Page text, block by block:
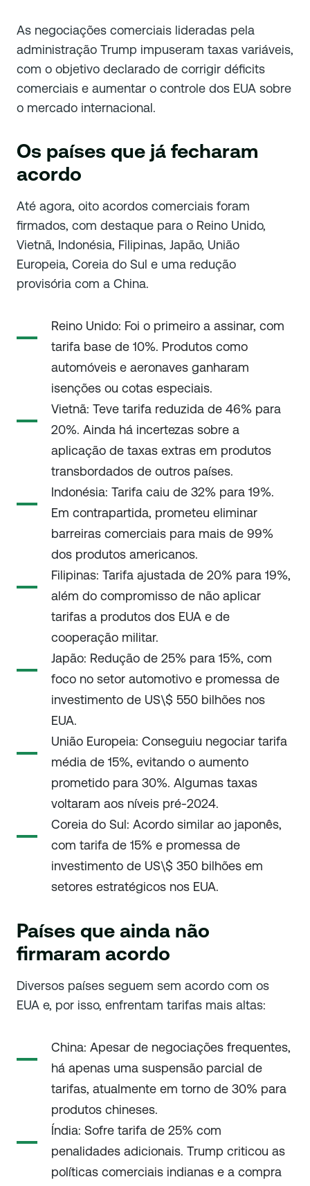
As negociações comerciais lideradas pela
administração Trump impuseram taxas variáveis,
com o objetivo declarado de corrigir déficits
comerciais e aumentar o controle dos EUA sobre
o mercado internacional.
Os países que já fecharam
acordo
Até agora, oito acordos comerciais foram
firmados, com destaque para o Reino Unido,
Vietnã, Indonésia, Filipinas, Japão, União
Europeia, Coreia do Sul e uma redução
provisória com a China.
Reino Unido: Foi o primeiro a assinar, com
tarifa base de 10%. Produtos como
automóveis e aeronaves ganharam
isenções ou cotas especiais.
Vietnã: Teve tarifa reduzida de 46% para
20%. Ainda há incertezas sobre a
aplicação de taxas extras em produtos
transbordados de outros países.
Indonésia: Tarifa caiu de 32% para 19%.
Em contrapartida, prometeu eliminar
barreiras comerciais para mais de 99%
dos produtos americanos.
Filipinas: Tarifa ajustada de 20% para 19%,
além do compromisso de não aplicar
tarifas a produtos dos EUA e de
cooperação militar.
Japão: Redução de 25% para 15%, com
foco no setor automotivo e promessa de
investimento de US\$ 550 bilhões nos
EUA.
União Europeia: Conseguiu negociar tarifa
média de 15%, evitando o aumento
prometido para 30%. Algumas taxas
voltaram aos níveis pré-2024.
Coreia do Sul: Acordo similar ao japonês,
com tarifa de 15% e promessa de
investimento de US\$ 350 bilhões em
setores estratégicos nos EUA.
Países que ainda não
firmaram acordo
Diversos países seguem sem acordo com os
EUA e, por isso, enfrentam tarifas mais altas:
China: Apesar de negociações frequentes,
há apenas uma suspensão parcial de
tarifas, atualmente em torno de 30% para
produtos chineses.
Índia: Sofre tarifa de 25% com
penalidades adicionais. Trump criticou as
políticas comerciais indianas e a compra